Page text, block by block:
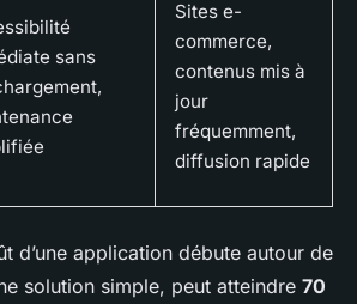
sans
Sites e-
commerce,
contenus mis à
jour
fréquemment,
diffusion rapide
d’une application débute autour de
solution simple, peut atteindre 70